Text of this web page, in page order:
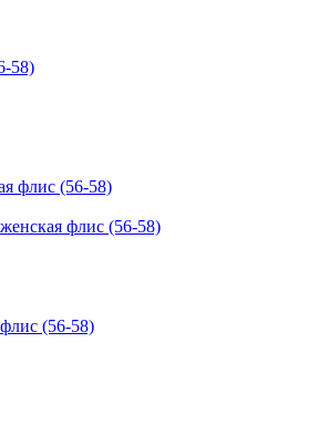
58)
флис (56-58)
(56-58)